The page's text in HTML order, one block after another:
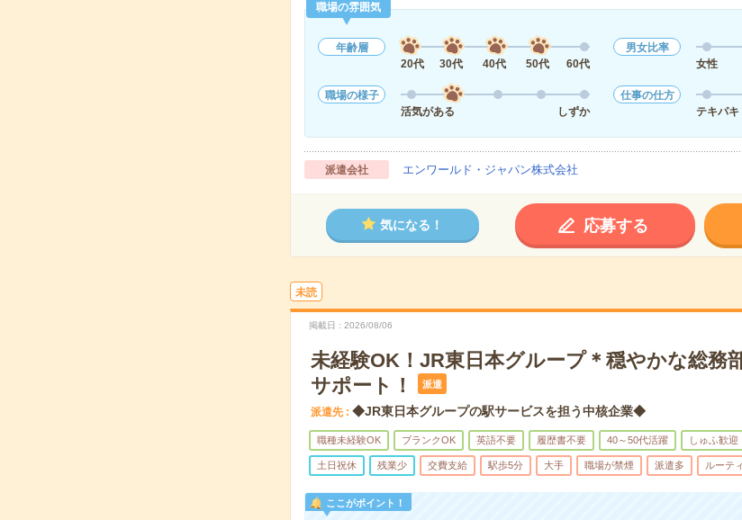
職場の雰囲気
年齢層
20代
30代 40代 50代 60代
男女比率
女性
職場の様子
活気がある
しずか
仕事の仕方
テキパキ
派遣会社 エンワールド・ジャパン株式会社
気になる！ 応募する
未読
掲載日 2026/08/06
未経験OK！JR東日本グループ＊穏やかな総務
サポート！
派遣
派遣先 ◆JR東日本グループの駅サービスを担う中核企業◆
職種未経験OK ブランクOK 英語不要 履歴書不要 40～50代活躍 しゅふ歓迎
土日祝休 残業少 交費支給 駅歩5分 大手 職場が禁煙 派遣多 ルーテ
ここがポイント！